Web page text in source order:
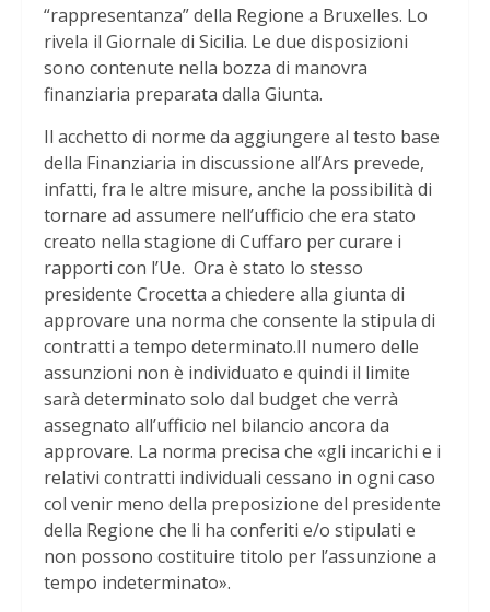
“rappresentanza” della Regione a Bruxelles. Lo
rivela il Giornale di Sicilia. Le due disposizioni
sono contenute nella bozza di manovra
finanziaria preparata dalla Giunta.
Il acchetto di norme da aggiungere al testo base
della Finanziaria in discussione all’Ars prevede,
infatti, fra le altre misure, anche la possibilità di
tornare ad assumere nell’ufficio che era stato
creato nella stagione di Cuffaro per curare i
rapporti con l’Ue. Ora è stato lo stesso
presidente Crocetta a chiedere alla giunta di
approvare una norma che consente la stipula di
contratti a tempo determinato.Il numero delle
assunzioni non è individuato e quindi il limite
sarà determinato solo dal budget che verrà
assegnato all’ufficio nel bilancio ancora da
approvare. La norma precisa che «gli incarichi e i
relativi contratti individuali cessano in ogni caso
col venir meno della preposizione del presidente
della Regione che li ha conferiti e/o stipulati e
non possono costituire titolo per l’assunzione a
tempo indeterminato».